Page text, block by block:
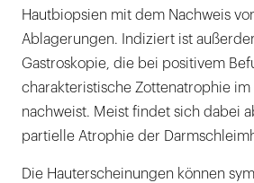
Hautbiopsien mit dem Nachweis
Ablagerungen. Indiziert ist
Gastroskopie, die bei positivem
charakteristische Zottenatrophie im
nachweist. Meist findet sich dabei
partielle Atrophie der
Die Hauterscheinungen können